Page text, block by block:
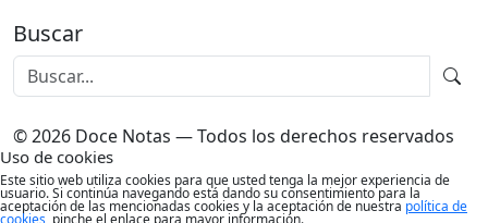
Buscar
© 2026 Doce Notas — Todos los derechos reservados
Uso de cookies
Este sitio web utiliza cookies para que usted tenga la mejor experiencia de
usuario. Si continúa navegando está dando su consentimiento para la
aceptación de las mencionadas cookies y la aceptación de nuestra política de